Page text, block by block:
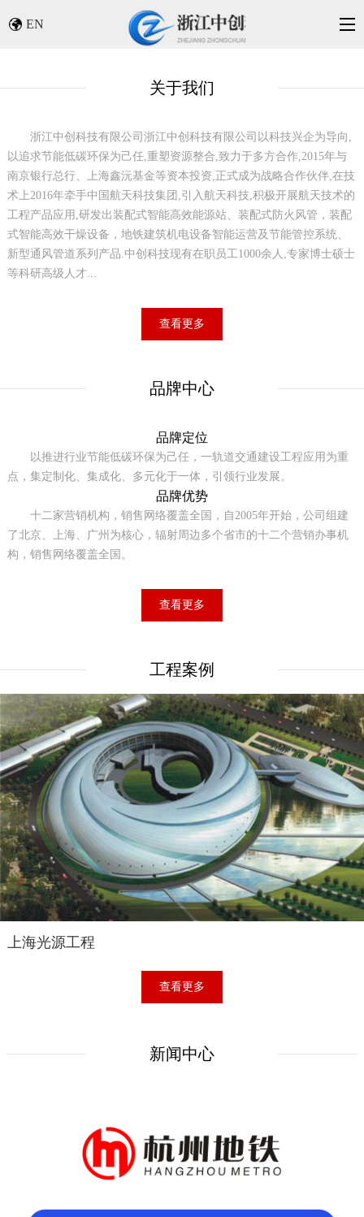
EN
关于我们
浙江中创科技有限公司 浙江中创科技有限公司以科技兴企为导向,
以追求节能低碳环保为己任,重塑资源整合,致力于多方合作,2015年与
南京银行总行、上海鑫沅基金等资本投资,正式成为战略合作伙伴,在技
术上2016年牵手中国航天科技集团,引入航天科技,积极开展航天技术的
工程产品应用,研发出装配式智能高效能源站、装配式防火风管，装配
式智能高效干燥设备，地铁建筑机电设备智能运营及节能管控系统、
新型通风管道系列产品.中创科技现有在职员工1000余人,专家博士硕士
等科研高级人才...
查看更多
品牌中心
品牌定位
以推进行业节能低碳环保为己任，一轨道交通建设工程应用为重
点，集定制化、集成化、多元化于一体，引领行业发展。
品牌优势
十二家营销机构，销售网络覆盖全国，自2005年开始，公司组建
了北京、上海、广州为核心，辐射周边多个省市的十二个营销办事机
构，销售网络覆盖全国。
查看更多
工程案例
上海光源工程
查看更多
新闻中心